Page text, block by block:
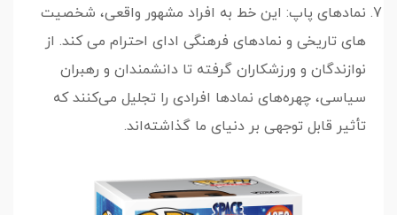
نمادهای پاپ: این خط به افراد مشهور واقعی، شخصیت
های تاریخی و نمادهای فرهنگی ادای احترام می کند. از
نوازندگان و ورزشکاران گرفته تا دانشمندان و رهبران
سیاسی، چهره‌های نمادها افرادی را تجلیل می‌کنند که
تأثیر قابل توجهی بر دنیای ما گذاشته‌اند.